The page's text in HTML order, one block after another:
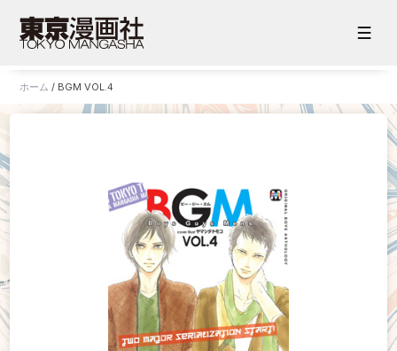
販売サイト
ご意見・ご感想
お問い合わせ
ホーム / BGM VOL.4